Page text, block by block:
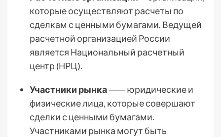
которые осуществляют расчеты по
сделкам с ценными бумагами. Ведущей
расчетной организацией России
является Национальный расчетный
центр (НРЦ).
Участники рынка⸺ юридические и
физические лица, которые совершают
сделки с ценными бумагами.
Участниками рынка могут быть